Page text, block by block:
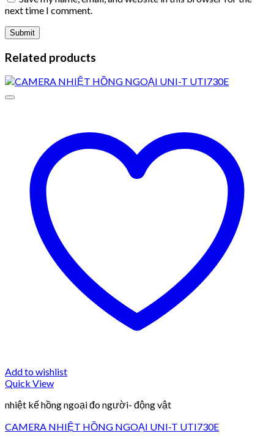
next time I comment.
Related products
Add to wishlist
Quick View
nhiệt kế hồng ngoại đo người- động vật
CAMERA NHIỆT HỒNG NGOẠI UNI-T UTI730E